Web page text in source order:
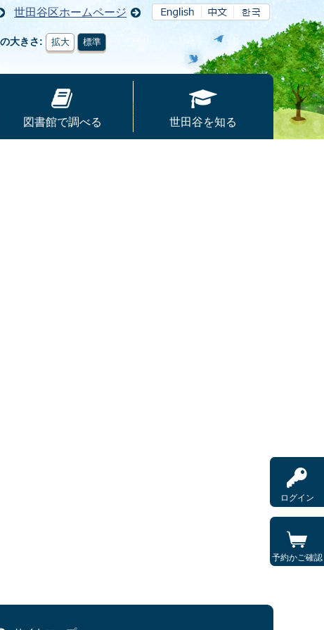
世田谷区ホームページ
大きさ 拡大 標準
ログイン
予約かご確認
図書館で調べる 世田谷を知る